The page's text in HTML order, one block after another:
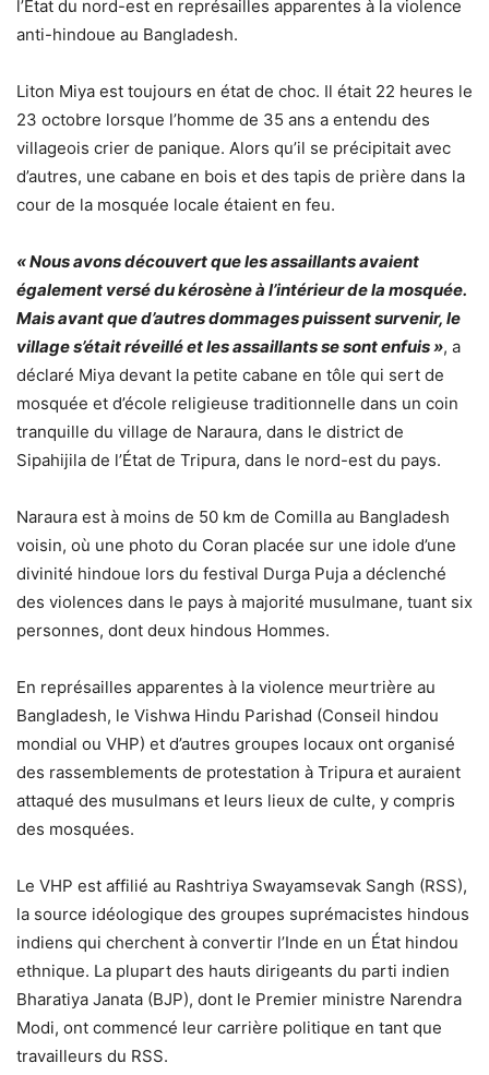
l’État du nord-est en représailles apparentes à la violence
anti-hindoue au Bangladesh.
Liton Miya est toujours en état de choc. Il était 22 heures le
23 octobre lorsque l’homme de 35 ans a entendu des
villageois crier de panique. Alors qu’il se précipitait avec
d’autres, une cabane en bois et des tapis de prière dans la
cour de la mosquée locale étaient en feu.
« Nous avons découvert que les assaillants avaient
également versé du kérosène à l’intérieur de la mosquée.
Mais avant que d’autres dommages puissent survenir, le
village s’était réveillé et les assaillants se sont enfuis », a
déclaré Miya devant la petite cabane en tôle qui sert de
mosquée et d’école religieuse traditionnelle dans un coin
tranquille du village de Naraura, dans le district de
Sipahijila de l’État de Tripura, dans le nord-est du pays.
Naraura est à moins de 50 km de Comilla au Bangladesh
voisin, où une photo du Coran placée sur une idole d’une
divinité hindoue lors du festival Durga Puja a déclenché
des violences dans le pays à majorité musulmane, tuant six
personnes, dont deux hindous Hommes.
En représailles apparentes à la violence meurtrière au
Bangladesh, le Vishwa Hindu Parishad (Conseil hindou
mondial ou VHP) et d’autres groupes locaux ont organisé
des rassemblements de protestation à Tripura et auraient
attaqué des musulmans et leurs lieux de culte, y compris
des mosquées.
Le VHP est affilié au Rashtriya Swayamsevak Sangh (RSS),
la source idéologique des groupes suprémacistes hindous
indiens qui cherchent à convertir l’Inde en un État hindou
ethnique. La plupart des hauts dirigeants du parti indien
Bharatiya Janata (BJP), dont le Premier ministre Narendra
Modi, ont commencé leur carrière politique en tant que
travailleurs du RSS.